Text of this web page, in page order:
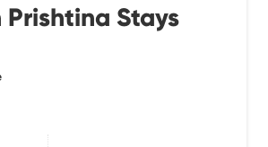
Stays